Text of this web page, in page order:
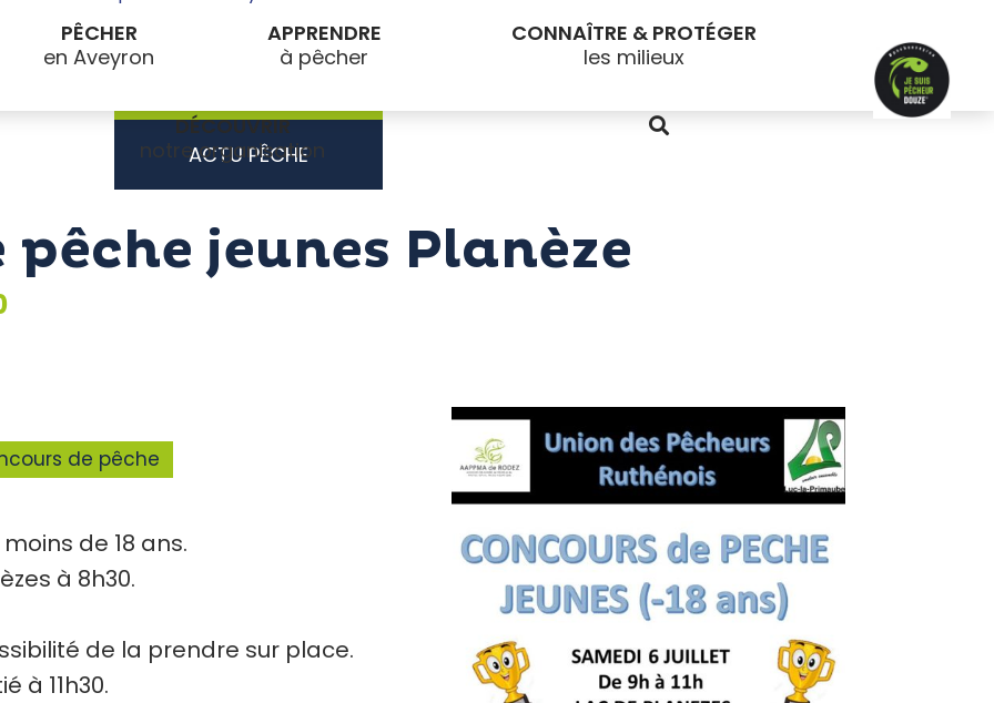
PÊCHER APPRENDRE CONNAÎTRE & PROTÉGER
DÉCOUVRIR
ACTU PÊCHE
jeunes Planèze
de pêche
de 18 ans.
à 8h30.
de la prendre sur place.
à 11h30.